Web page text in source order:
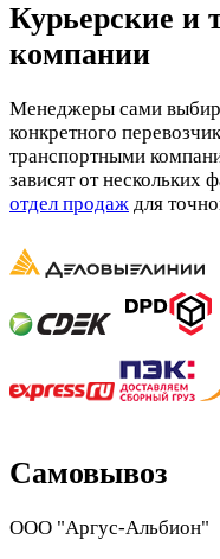
Курьерские и
компании
Менеджеры сами
конкретного
транспортными
зависят от нескольких
отдел продаж для
Самовывоз
ООО "Аргус-Альбион"